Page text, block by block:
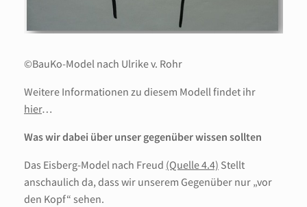
©BauKo-Model nach Ulrike v. Rohr
Weitere Informationen zu diesem Modell findet ihr
hier…
Was wir dabei über unser gegenüber wissen sollten
Das Eisberg-Model nach Freud (Quelle 4.4) Stellt
anschaulich da, dass wir unserem Gegenüber nur „vor
den Kopf“ sehen.